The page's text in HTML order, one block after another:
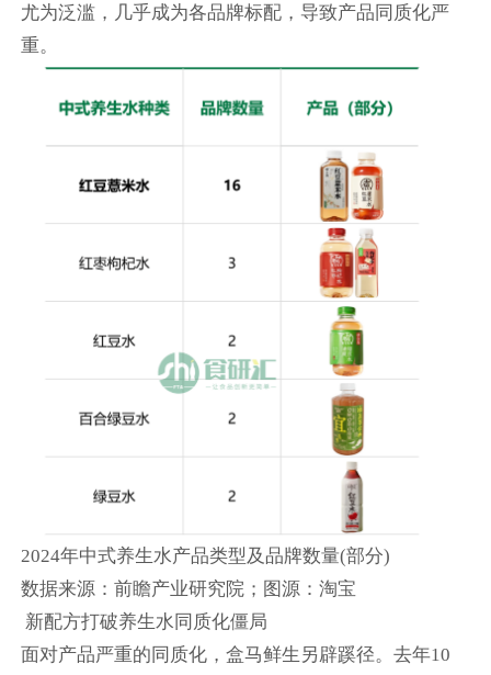
尤为泛滥，几乎成为各品牌标配，导致产品同质化严
重。
2024年中式养生水产品类型及品牌数量(部分)
数据来源：前瞻产业研究院；图源：淘宝
新配方打破养生水同质化僵局
面对产品严重的同质化，盒马鲜生另辟蹊径。去年10